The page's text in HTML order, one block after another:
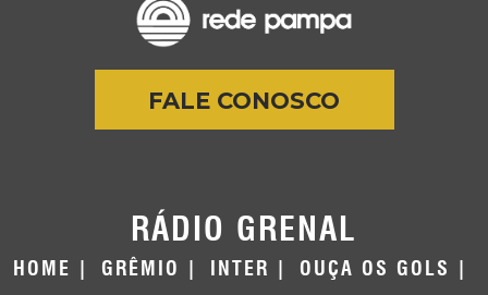
FALE CONOSCO
RÁDIO GRENAL
HOME GRÊMIO INTER
OUÇA OS GOLS